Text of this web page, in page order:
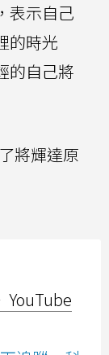
表示自己
的時光
的自己將
將輝達原
YouTube